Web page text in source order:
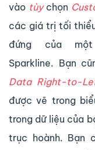
vào tùychọn
các giá trị tối
đứng của
Sparkline. Bạn
Data Right-to-
được vẽ trong
trong dữ liệu của
trục hoành. Bạn